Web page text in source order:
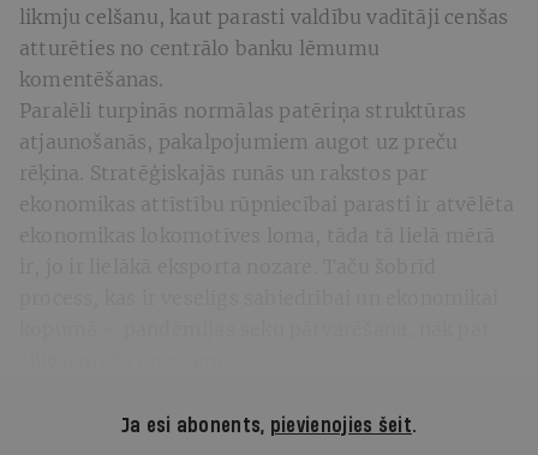
likmju celšanu, kaut parasti valdību vadītāji cenšas
atturēties no centrālo banku lēmumu
komentēšanas.
Paralēli turpinās normālas patēriņa struktūras
atjaunošanās, pakalpojumiem augot uz preču
rēķina. Stratēģiskajās runās un rakstos par
ekonomikas attīstību rūpniecībai parasti ir atvēlēta
ekonomikas lokomotīves loma, tāda tā lielā mērā
Ja esi abonents, pievienojies šeit.